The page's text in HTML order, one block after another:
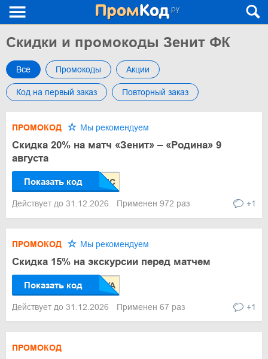
Скидки и промокоды Зенит ФК
Все Промокоды Акции
Код на первый заказ Повторный заказ
ПРОМОКОД Мы рекомендуем
Скидка 20% на матч «Зенит» – «Родина» 9
августа
Показать код
Действует до 31.12.2026 Применен 972 раз +1
ПРОМОКОД Мы рекомендуем
Скидка 15% на экскурсии перед матчем
Показать код
Действует до 31.12.2026 Применен 67 раз +1
ПРОМОКОД